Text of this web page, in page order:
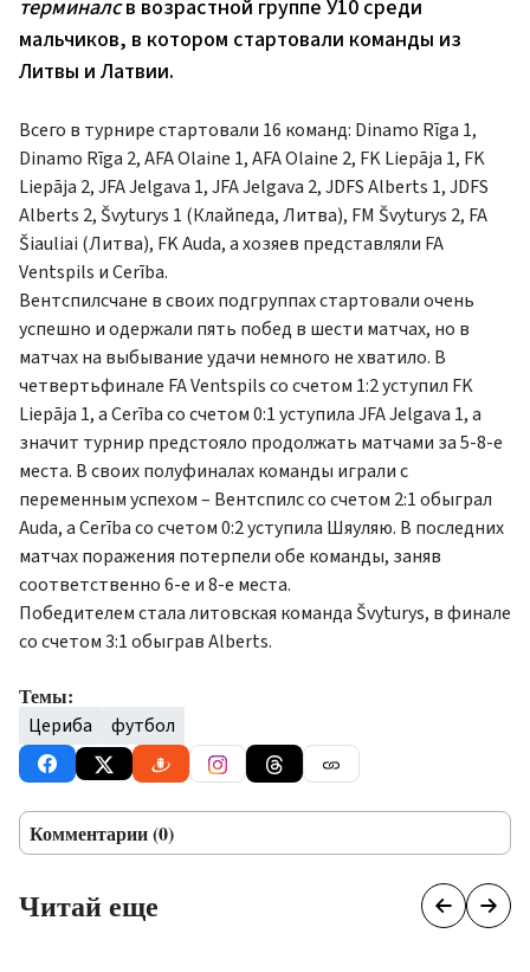
терминалсв возрастной группе У10 среди
мальчиков, в котором стартовали команды из
Литвы и Латвии.
Всего в турнире стартовали 16 команд: Dinamo Rīga 1,
Dinamo Rīga 2, AFA Olaine 1, AFA Olaine 2, FK Liepāja 1, FK
Liepāja 2, JFA Jelgava 1, JFA Jelgava 2, JDFS Alberts 1, JDFS
Alberts 2, Švyturys 1 (Клайпеда, Литва), FM Švyturys 2, FA
Šiauliai (Литва), FK Auda, а хозяев представляли FA
Ventspils и Cerība.
Вентспилсчане в своих подгруппах стартовали очень
успешно и одержали пять побед в шести матчах, но в
матчах на выбывание удачи немного не хватило. В
четвертьфинале FA Ventspils со счетом 1:2 уступил FK
Liepāja 1, а Cerība со счетом 0:1 уступила JFA Jelgava 1, а
значит турнир предстояло продолжать матчами за 5-8-е
места. В своих полуфиналах команды играли с
переменным успехом – Вентспилс со счетом 2:1 обыграл
Auda, а Cerība со счетом 0:2 уступила Шяуляю. В последних
матчах поражения потерпели обе команды, заняв
соответственно 6-е и 8-е места.
Победителем стала литовская команда Švyturys, в финале
со счетом 3:1 обыграв Alberts.
Темы:
Цериба футбол
Комментарии (0)
Читай еще